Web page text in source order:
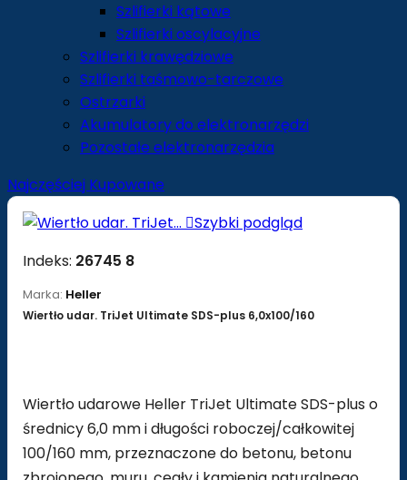
Szlifierki kątowe
Szlifierki oscylacyjne
Szlifierki krawędziowe
Szlifierki taśmowo-tarczowe
Ostrzarki
Akumulatory do elektronarzędzi
Pozostałe elektronarzędzia
Najczęściej Kupowane
Szybki podgląd
Indeks: 26745 8
Marka: Heller
Wiertło udar. TriJet Ultimate SDS-plus 6,0x100/160
Wiertło udarowe Heller TriJet Ultimate SDS-plus o
średnicy 6,0 mm i długości roboczej/całkowitej
100/160 mm, przeznaczone do betonu, betonu